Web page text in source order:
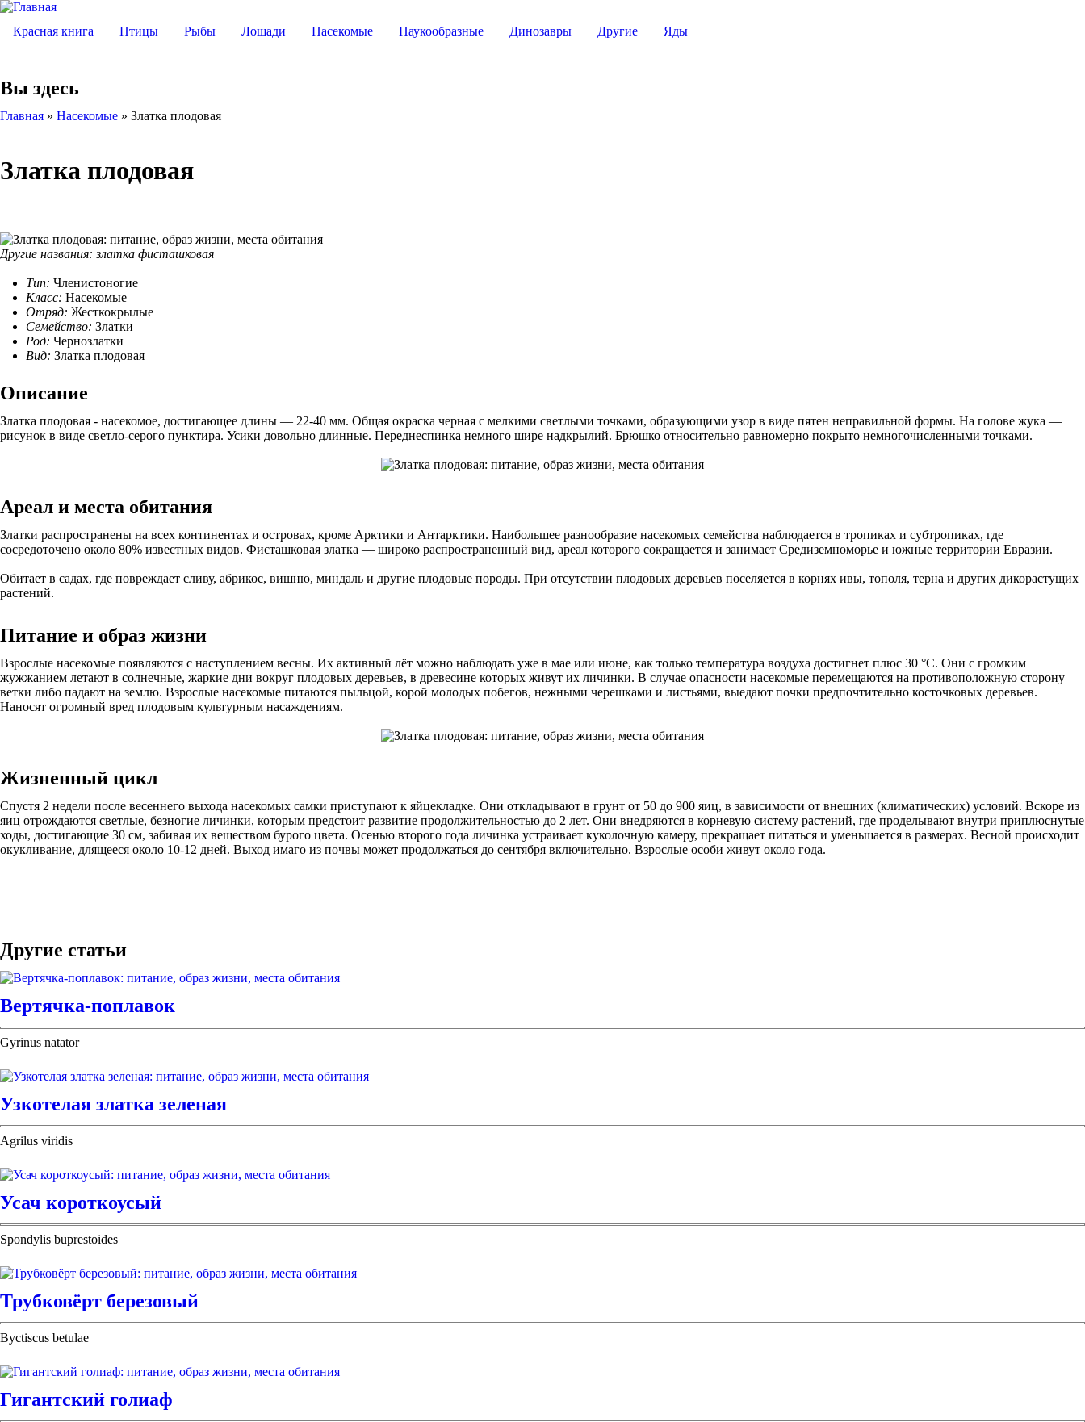
Красная книга Птицы Рыбы Лошади Насекомые Паукообразные Динозавры Другие Яды
Вы здесь
Главная » Насекомые » Златка плодовая
Златка плодовая
Другие названия:​ златка фисташковая
Тип: Членистоногие
Класс: Насекомые
Отряд: Жесткокрылые
Семейство: Златки
Род: Чернозлатки
Вид: Златка плодовая
Описание
Златка плодовая - насекомое, достигающее длины — 22-40 мм. Общая окраска черная с мелкими светлыми точками, образующими узор в виде пятен неправильной формы. На голове жука —
рисунок в виде светло-серого пунктира. Усики довольно длинные. Переднеспинка немного шире надкрылий. Брюшко относительно равномерно покрыто немногочисленными точками.
Ареал и места обитания
Златки распространены на всех континентах и островах, кроме Арктики и Антарктики. Наибольшее разнообразие насекомых семейства наблюдается в тропиках и субтропиках, где
сосредоточено около 80% известных видов. Фисташковая златка — широко распространенный вид, ареал которого сокращается и занимает Средиземноморье и южные территории Евразии.
Обитает в садах, где повреждает сливу, абрикос, вишню, миндаль и другие плодовые породы. При отсутствии плодовых деревьев поселяется в корнях ивы, тополя, терна и других дикорастущих
растений.
Питание и образ жизни
Взрослые насекомые появляются с наступлением весны. Их активный лёт можно наблюдать уже в мае или июне, как только температура воздуха достигнет плюс 30 °C. Они с громким
жужжанием летают в солнечные, жаркие дни вокруг плодовых деревьев, в древесине которых живут их личинки. В случае опасности насекомые перемещаются на противоположную сторону
ветки либо падают на землю. Взрослые насекомые питаются пыльцой, корой молодых побегов, нежными черешками и листьями, выедают почки предпочтительно косточковых деревьев.
Наносят огромный вред плодовым культурным насаждениям.
Жизненный цикл
Спустя 2 недели после весеннего выхода насекомых самки приступают к яйцекладке. Они откладывают в грунт от 50 до 900 яиц, в зависимости от внешних (климатических) условий. Вскоре из
яиц отрождаются светлые, безногие личинки, которым предстоит развитие продолжительностью до 2 лет. Они внедряются в корневую систему растений, где проделывают внутри приплюснутые
ходы, достигающие 30 см, забивая их веществом бурого цвета. Осенью второго года личинка устраивает куколочную камеру, прекращает питаться и уменьшается в размерах. Весной происходит
окукливание, длящееся около 10-12 дней. Выход имаго из почвы может продолжаться до сентября включительно. Взрослые особи живут около года.
Другие статьи
Вертячка-поплавок
Gyrinus natator
Узкотелая златка зеленая
Agrilus viridis
Усач короткоусый
Spondylis buprestoides
Трубковёрт березовый
Byctiscus betulae
Гигантский голиаф